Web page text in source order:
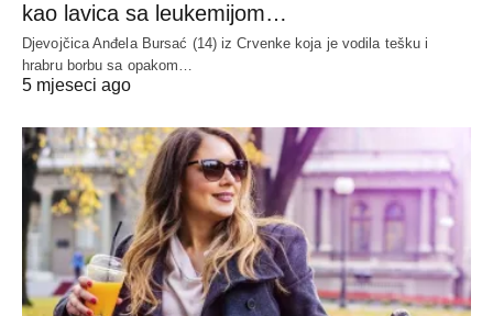
kao lavica sa leukemijom…
Djevojčica Anđela Bursać (14) iz Crvenke koja je vodila tešku i
hrabru borbu sa opakom…
5 mjeseci ago